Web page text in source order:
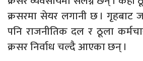
क्रसरमा सेयर लगानी छ ।
पनि राजनीतिक दल र ठूला
क्रसर निर्वाध चल्दै आएका छन् ।